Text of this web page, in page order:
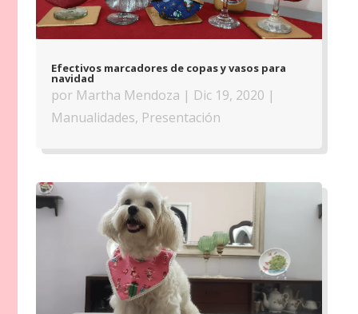
Efectivos marcadores de copas y vasos para
navidad
por Martha Mendoza | Dic 19, 2020 |
Manualidades, Presentación